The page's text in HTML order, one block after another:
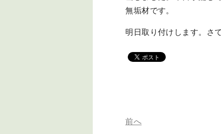
無垢材です。
明日取り付けします。さ
前へ